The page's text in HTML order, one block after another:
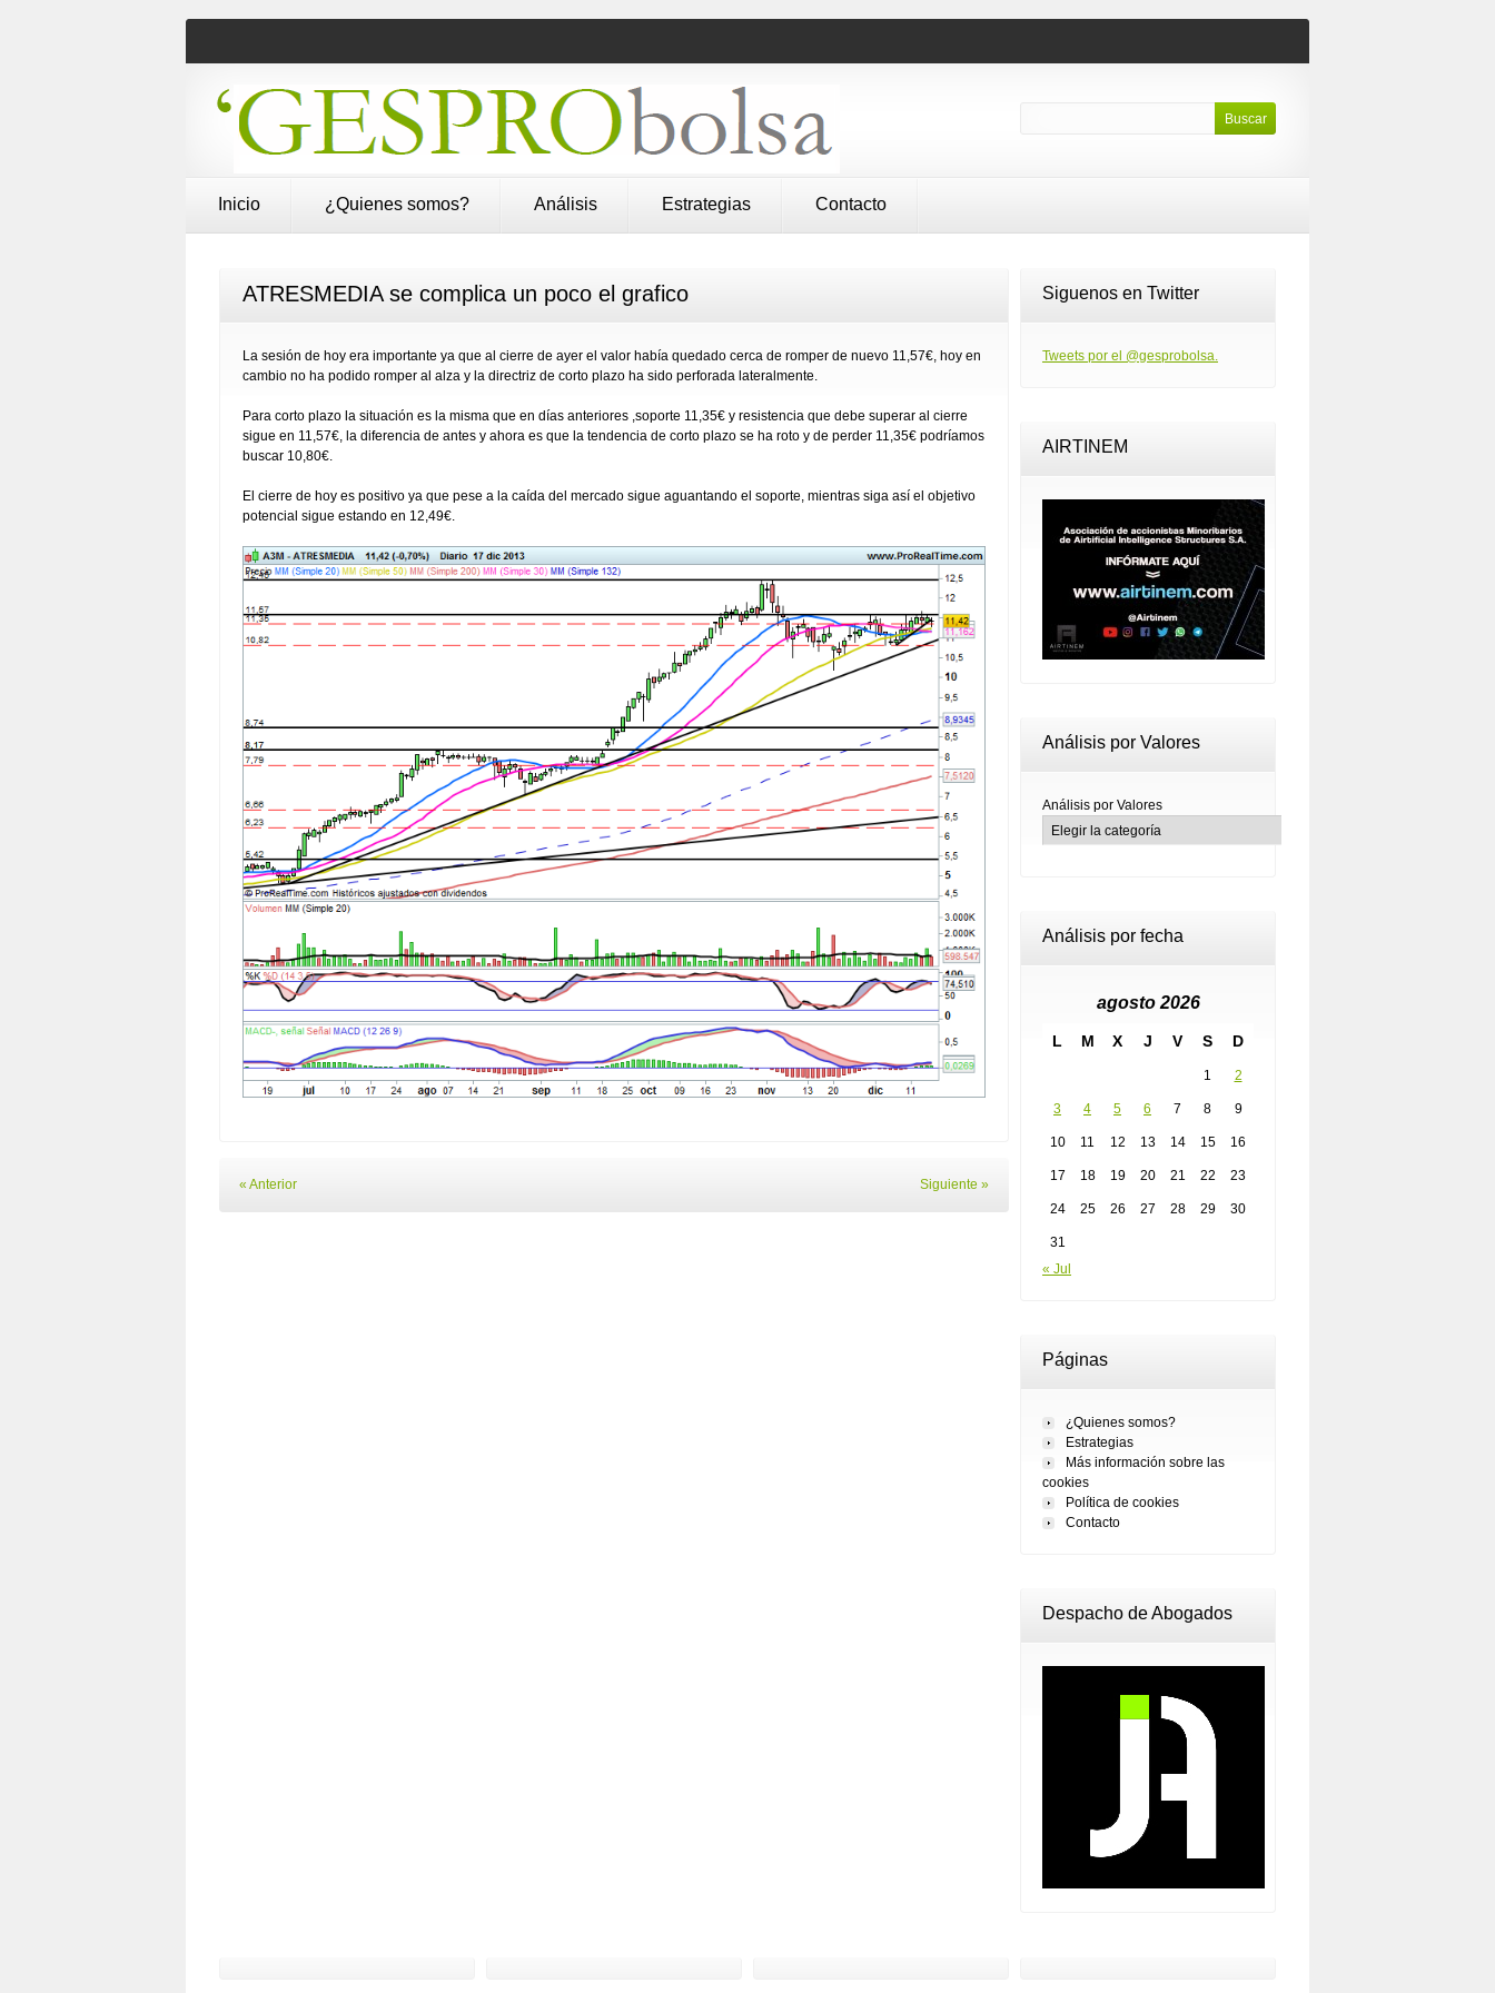
Inicio ¿Quienes somos? Análisis Estrategias Contacto
ATRESMEDIA se complica un poco el grafico
La sesión de hoy era importante ya que al cierre de ayer el valor había quedado cerca de romper de nuevo 11,57€, hoy en
cambio no ha podido romper al alza y la directriz de corto plazo ha sido perforada lateralmente.
Para corto plazo la situación es la misma que en días anteriores ,soporte 11,35€ y resistencia que debe superar al cierre
sigue en 11,57€, la diferencia de antes y ahora es que la tendencia de corto plazo se ha roto y de perder 11,35€ podríamos
buscar 10,80€.
El cierre de hoy es positivo ya que pese a la caída del mercado sigue aguantando el soporte, mientras siga así el objetivo
potencial sigue estando en 12,49€.
« Anterior Siguiente »
Siguenos en Twitter
Tweets por el @gesprobolsa.
AIRTINEM
Análisis por Valores
Análisis por Valores
Análisis por fecha
agosto 2026
L M X J V S D
1 2
3 4 5 6 7 8 9
10 11 12 13 14 15 16
17 18 19 20 21 22 23
24 25 26 27 28 29 30
31
« Jul
Páginas
¿Quienes somos?
Estrategias
Más información sobre las
cookies
Política de cookies
Contacto
Despacho de Abogados